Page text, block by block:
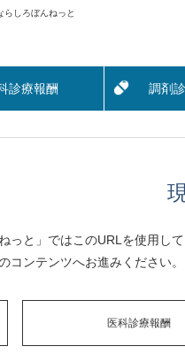
らしろぼんねっと
診療報酬 調剤
と」ではこのURLを使用して
コンテンツへお進みください。
医科診療報酬